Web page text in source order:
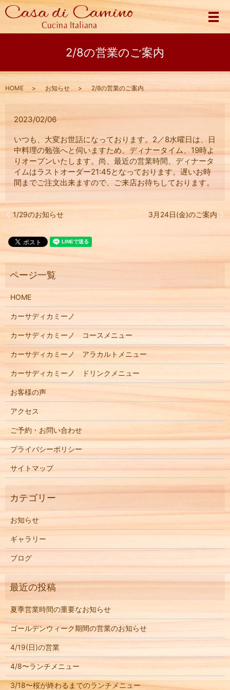
メ
2/8の営業のご案内
HOME お知らせ 2/8の営業のご案内
2023/02/06
いつも、大変お世話になっております。2／8水曜日は、日
中料理の勉強へと伺いますため、ディナータイム、19時よ
りオープンいたします。尚、最近の営業時間、ディナータ
イムはラストオーダー21:45となっております。遅いお時
間までご注文出来ますので、ご来店お待ちしております。
1/29のお知らせ 3月24日(金)のご案内
HOME
カーサディカミーノ
カーサディカミーノ コースメニュー
カーサディカミーノ アラカルトメニュー
カーサディカミーノ ドリンクメニュー
お客様の声
アクセス
ご予約・お問い合わせ
プライバシーポリシー
サイトマップ
お知らせ
ギャラリー
ブログ
夏季営業時間の重要なお知らせ
ゴールデンウィーク期間の営業のお知らせ
4/19(日)の営業
4/8〜ランチメニュー
3/18〜桜が終わるまでのランチメニュー